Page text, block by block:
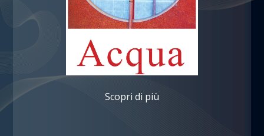
Scopri di più